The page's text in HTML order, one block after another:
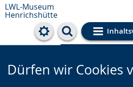
LWL-Museum
Henrichshütte
Cookie-
Dürfen wir Cookies